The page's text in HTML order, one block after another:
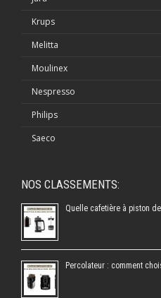
Krups
Melitta
Moulinex
Nespresso
Philips
Saeco
NOS CLASSEMENTS:
Quelle cafetière à piston
Percolateur : comment